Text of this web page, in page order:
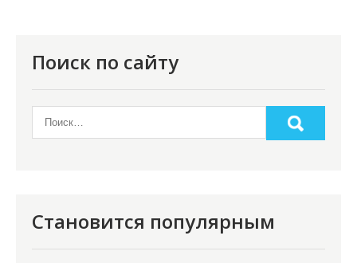
м
Поиск по сайту
Становится популярным